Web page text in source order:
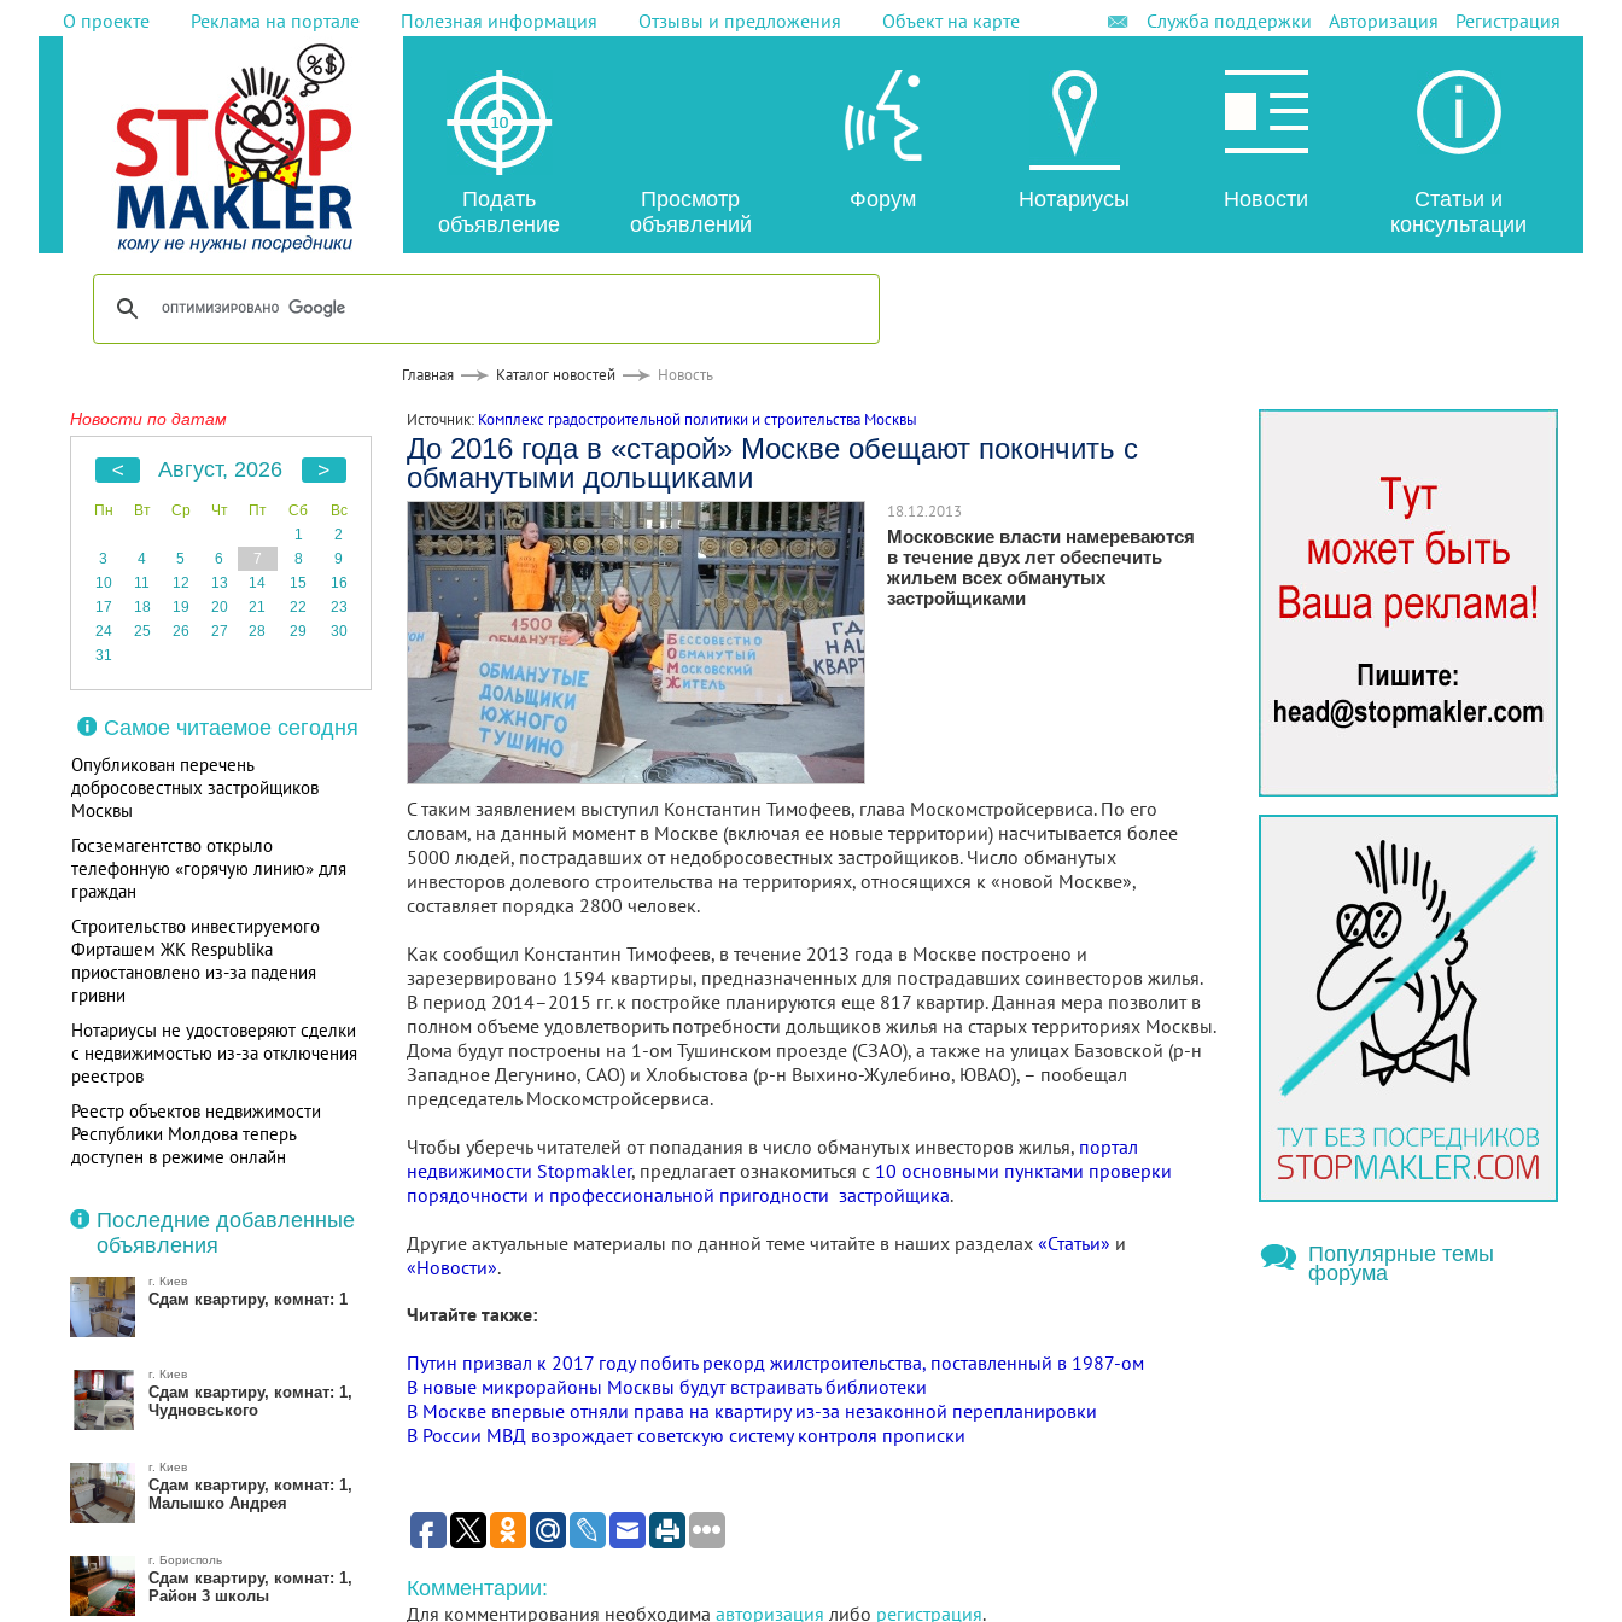
О проекте Реклама на портале Полезная информация Отзывы и предложения Объект на карте Служба поддержки Авторизация Регистрация
Подать
объявление
Просмотр
объявлений
Форум Нотариусы Новости
Статьи и
консультации
Главная Каталог новостей Новость
Новости по датам
Август, 2026
Пн Вт Ср Чт Пт Сб
Вс
1
2
3
4 5 6 7 8
9
10
11 12 13 14 15
16
17
18 19 20 21 22
23
24
25 26 27 28 29
30
31
Самое читаемое сегодня
Опубликован перечень
добросовестных застройщиков
Москвы
Госземагентство открыло
телефонную «горячую линию» для
граждан
Строительство инвестируемого
Фирташем ЖК Respublika
приостановлено из-за падения
гривни
Нотариусы не удостоверяют сделки
с недвижимостью из-за отключения
реестров
Реестр объектов недвижимости
Республики Молдова теперь
доступен в режиме онлайн
населения с 1 апреля повышают на
280%
Последние добавленные
объявления
г. Киев
Сдам квартиру, комнат: 1
г. Киев
Сдам квартиру, комнат: 1,
Чудновського
г. Киев
Сдам квартиру, комнат: 1,
Малышко Андрея
г. Борисполь
Сдам квартиру, комнат: 1,
Район 3 школы
Источник: Комплекс градостроительной политики и строительства Москвы
До 2016 года в «старой» Москве обещают покончить с
обманутыми дольщиками
18.12.2013
Московские власти намереваются
в течение двух лет обеспечить
жильем всех обманутых
застройщиками
С таким заявлением выступил Константин Тимофеев, глава Москомстройсервиса. По его
словам, на данный момент в Москве (включая ее новые территории) насчитывается более
5000 людей, пострадавших от недобросовестных застройщиков. Число обманутых
инвесторов долевого строительства на территориях, относящихся к «новой Москве»,
составляет порядка 2800 человек.
Как сообщил Константин Тимофеев, в течение 201З года в Москве построено и
зарезервировано 1594 квартиры, предназначенных для пострадавших соинвесторов жилья.
В период 2014–2015 гг. к постройке планируются еще 817 квартир. Данная мера позволит в
полном объеме удовлетворить потребности дольщиков жилья на старых территориях Москвы.
Дома будут построены на 1-ом Тушинском проезде (CЗAO), а также на улицах Базовской (р-н
Западное Дегунино, CAO) и Хлобыстова (р-н Выхино-Жулебино, ЮBAO), – пообещал
председатель Москомстройсервиса.
Чтобы уберечь читателей от попадания в число обманутых инвесторов жилья, портал
недвижимости Stopmakler, предлагает ознакомиться с 10 основными пунктами проверки
порядочности и профессиональной пригодности застройщика.
Другие актуальные материалы по данной теме читайте в наших разделах «Статьи» и
«Новости».
Читайте также:
Путин призвал к 2017 году побить рекорд жилстроительства, поставленный в 1987-ом
В новые микрорайоны Москвы будут встраивать библиотеки
В Москве впервые отняли права на квартиру из-за незаконной перепланировки
В России МВД возрождает советскую систему контроля прописки
Комментарии:
Для комментирования необходима авторизация либо регистрация.
Популярные темы
форума